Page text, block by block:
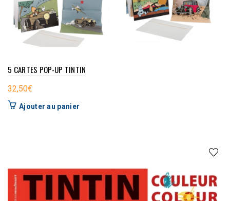
5 CARTES POP-UP TINTIN
32,50€
Ajouter au panier